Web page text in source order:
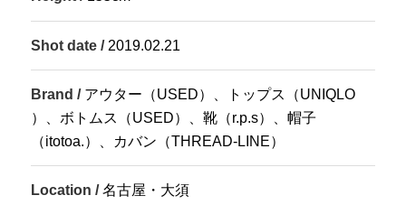
Shot date / 2019.02.21
Brand / アウター（USED）、トップス（UNIQLO
）、ボトムス（USED）、靴（r.p.s）、帽子
（itotoa.）、カバン（THREAD-LINE）
Location /名古屋・大須